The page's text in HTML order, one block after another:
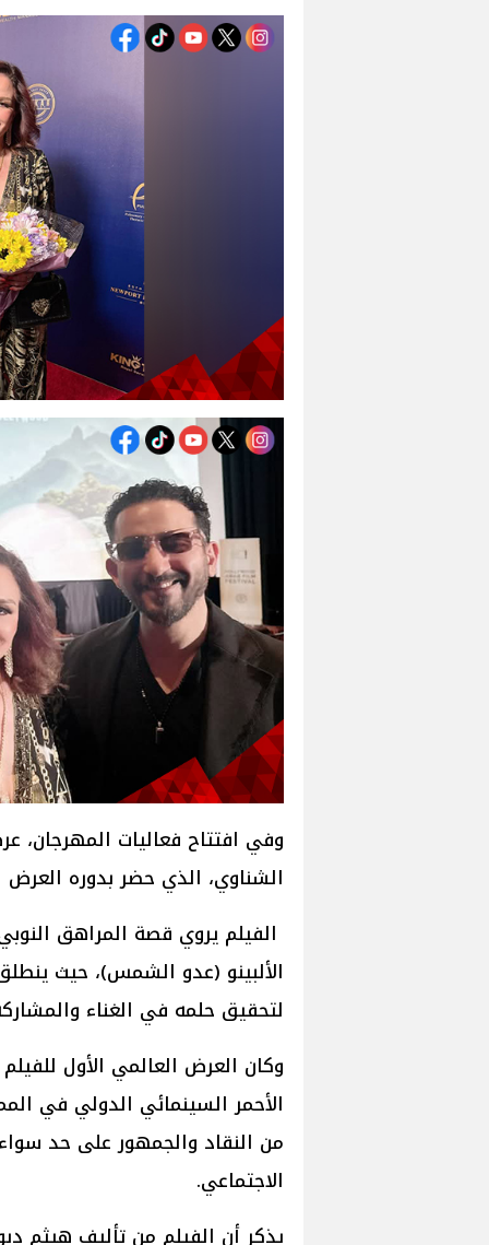
وفي افتتاح فعاليات
الشناوي، الذي حضر بدوره
الألبينو (عدو الشمس)، حيث
لتحقيق حلمه في الغناء
وكان العرض العالمي الأول
الأحمر السينمائي الدولي في
من النقاد والجمهور على حد
الاجتماعي.
يذكر أن الفيلم من تأليف هيثم